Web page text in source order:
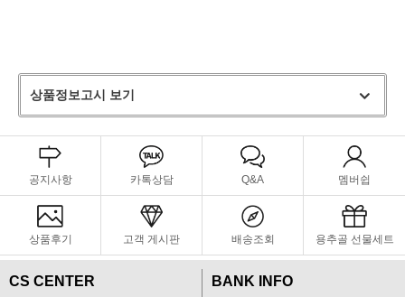
상품정보고시 보기
공지사항 카톡상담 Q&A 멤버쉽
상품후기 고객 게시판 배송조회 용추골 선물세트
CS CENTER
BANK INFO